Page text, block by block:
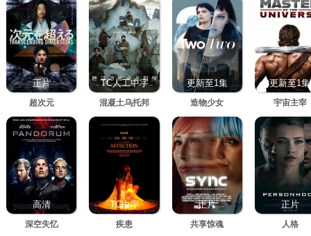
正片
超次元
TC人工中字
混凝土乌托邦
更新至1集
造物少女
更新至1集
宇宙主宰
高清
深空失忆
TC中字
疾患
正片
共享惊魂
正片
人格